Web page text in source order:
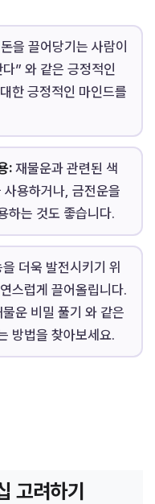
을 끌어당기는 사람이
” 와 같은 긍정적인
한 긍정적인 마인드를
:재물운과 관련된 색
용하거나, 금전운을
하는 것도 좋습니다.
더욱 발전시키기 위
스럽게 끌어올립니다.
운 비밀 풀기 와 같은
방법을 찾아보세요.
고려하기